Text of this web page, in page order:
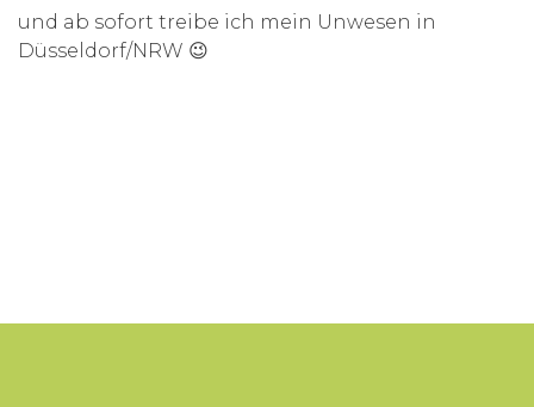
und ab sofort treibe ich mein Unwesen in
Düsseldorf/NRW 😉